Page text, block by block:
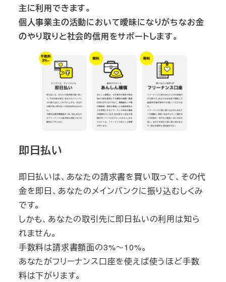
主に利用できます。
個人事業主の活動において曖昧になりがちなお金
のやり取りと社会的信用をサポートします。
即日払い
即日払いは、あなたの請求書を買い取って、その代
金を即日、あなたのメインバンクに振り込むしくみ
です。
しかも、あなたの取引先に即日払いの利用は知ら
れません。
手数料は請求書額面の3%～10%。
あなたがフリーナンス口座を使えば使うほど手数
料は下がります。